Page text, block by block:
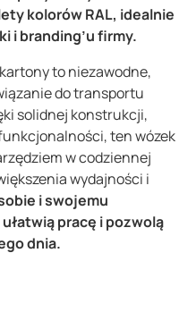
kolorów RAL, idealnie
i branding’u firmy.
to niezawodne,
do transportu
solidnej konstrukcji,
ten wózek
w codziennej
wydajności i
i swojemu
pracę i pozwolą
dnia.